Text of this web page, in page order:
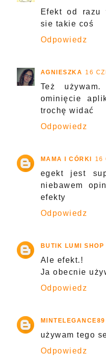
Efekt od razu
sie takie coś
Odpowiedz
AGNIESZKA 16
Też
ominięcie
trochę widać
Odpowiedz
MAMA I CÓRKI 16
egekt jest
niebawem
efekty
Odpowiedz
BUTIK LUMI SHOP
Ale efekt.!
Ja obecnie
Odpowiedz
MINTELEGANCE89
używam tego
Odpowiedz